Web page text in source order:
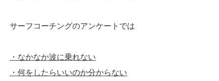
サーフコーチングのアンケートでは
・なかなか波に乗れない
・何をしたらいいのか分からない